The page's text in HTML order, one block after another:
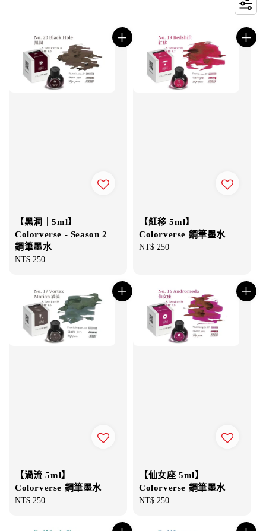
【黑洞｜5ml】
Colorverse - Season 2
鋼筆墨水
Regular
NT$ 250
【紅移 5ml】
Colorverse 鋼筆墨水
Regular
NT$ 250
【渦流 5ml】
Colorverse 鋼筆墨水
Regular
NT$ 250
【仙女座 5ml】
Colorverse 鋼筆墨水
Regular
NT$ 250